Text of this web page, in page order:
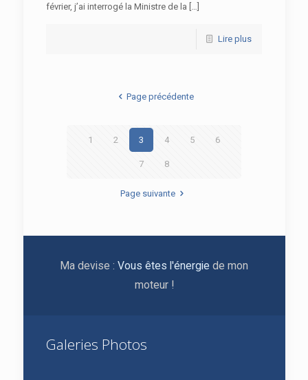
février, j’ai interrogé la Ministre de la […]
Lire plus
Page précédente
1 2 3 4 5 6
7 8
Page suivante
Ma devise : Vous êtes l'énergie de mon
moteur !
Galeries Photos